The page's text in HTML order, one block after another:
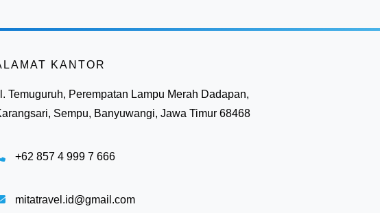
KANTOR
Temuguruh, Perempatan Lampu Merah Dadapan,
Sempu, Banyuwangi, Jawa Timur 68468
+62 857 4 999 7 666
mitatravel.id@gmail.com